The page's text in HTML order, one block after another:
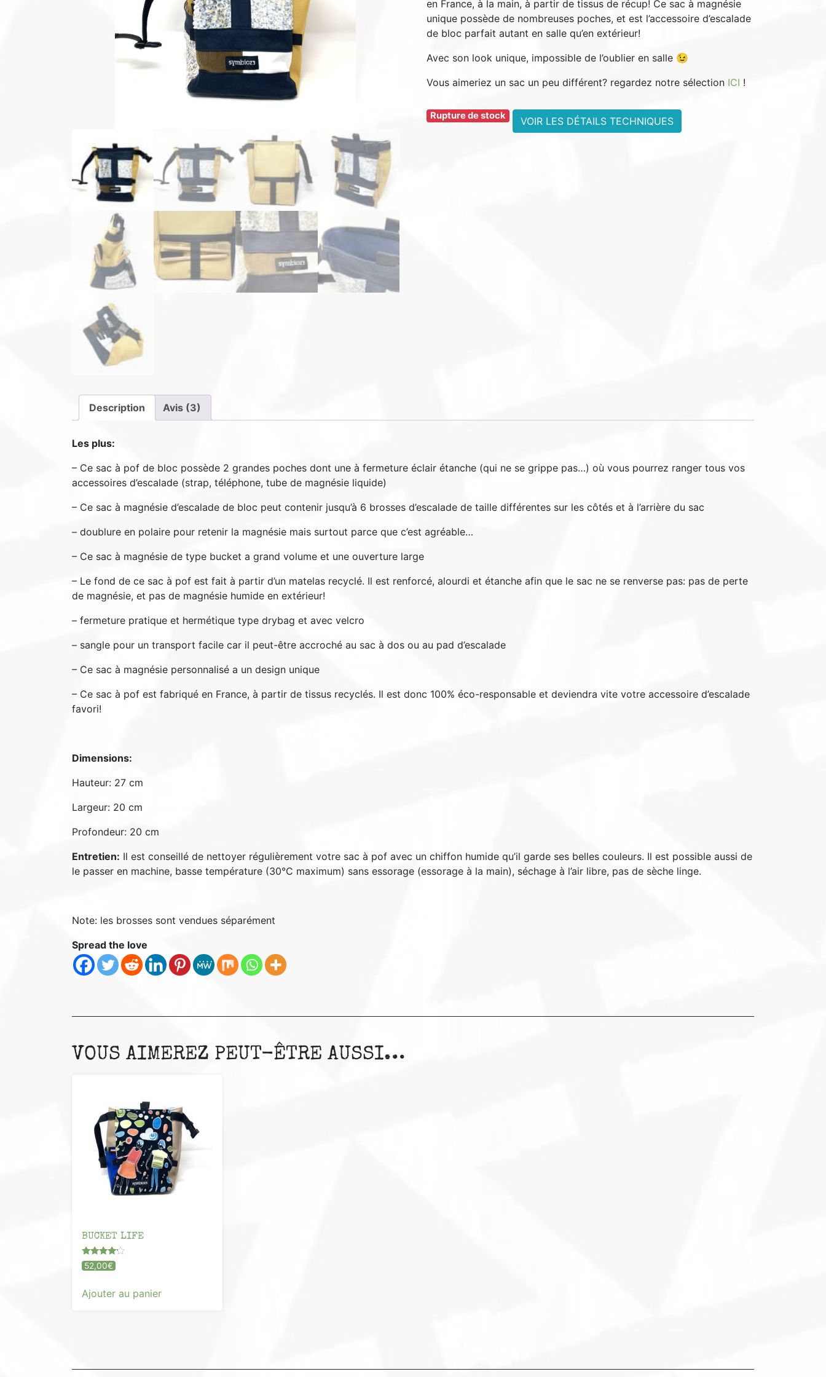
en France, à la main, à partir de tissus de récup! Ce sac à magnésie
unique possède de nombreuses poches, et est l’accessoire d’escalade
de bloc parfait autant en salle qu’en extérieur!
Avec son look unique, impossible de l’oublier en salle 😉
Vous aimeriez un sac un peu différent? regardez notre sélection ICI !
Rupture de stock VOIR LES DÉTAILS TECHNIQUES
Description Avis (3)
Les plus:
– Ce sac à pof de bloc possède 2 grandes poches dont une à fermeture éclair étanche (qui ne se grippe pas…) où vous pourrez ranger tous vos
accessoires d’escalade (strap, téléphone, tube de magnésie liquide)
– Ce sac à magnésie d’escalade de bloc peut contenir jusqu’à 6 brosses d’escalade de taille différentes sur les côtés et à l’arrière du sac
– doublure en polaire pour retenir la magnésie mais surtout parce que c’est agréable…
– Ce sac à magnésie de type bucket a grand volume et une ouverture large
– Le fond de ce sac à pof est fait à partir d’un matelas recyclé. Il est renforcé, alourdi et étanche afin que le sac ne se renverse pas: pas de perte
de magnésie, et pas de magnésie humide en extérieur!
– fermeture pratique et hermétique type drybag et avec velcro
– sangle pour un transport facile car il peut-être accroché au sac à dos ou au pad d’escalade
– Ce sac à magnésie personnalisé a un design unique
– Ce sac à pof est fabriqué en France, à partir de tissus recyclés. Il est donc 100% éco-responsable et deviendra vite votre accessoire d’escalade
favori!
Dimensions:
Hauteur: 27 cm
Largeur: 20 cm
Profondeur: 20 cm
Entretien: Il est conseillé de nettoyer régulièrement votre sac à pof avec un chiffon humide qu’il garde ses belles couleurs. Il est possible aussi de
le passer en machine, basse température (30°C maximum) sans essorage (essorage à la main), séchage à l’air libre, pas de sèche linge.
Note: les brosses sont vendues séparément
Spread the love
VOUS AIMEREZ PEUT-ÊTRE AUSSI…
BUCKET LIFE
Note
4.00
52,00€
Ajouter au panier